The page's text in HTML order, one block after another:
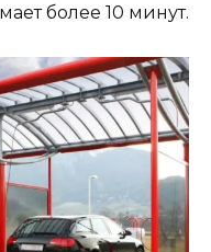
более 10 минут.